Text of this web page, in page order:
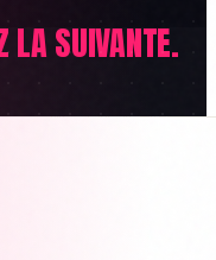
LA SUIVANTE.